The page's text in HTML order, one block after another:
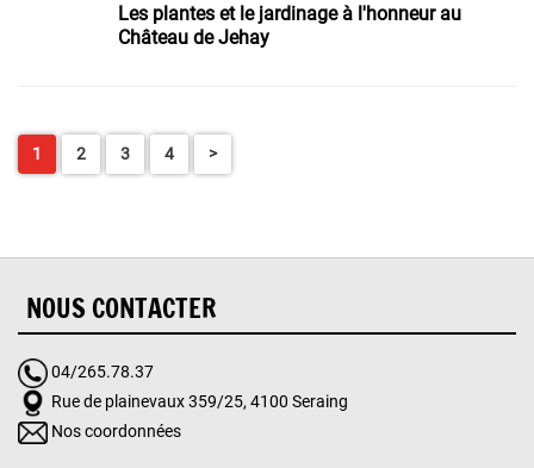
Les plantes et le jardinage à l'honneur au
Château de Jehay
1 2 3 4 >
NOUS CONTACTER
04/265.78.37
Rue de plainevaux 359/25, 4100 Seraing
Nos coordonnées